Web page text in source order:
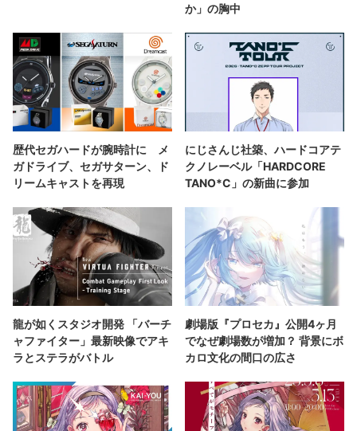
か」の胸中
歴代セガハードが腕時計に メ
ガドライブ、セガサターン、ド
リームキャストを再現
にじさんじ社築、ハードコアテ
クノレーベル「HARDCORE
TANO*C」の新曲に参加
龍が如くスタジオ開発 「バーチ
ャファイター」最新映像でアキ
ラとステラがバトル
劇場版『プロセカ』公開4ヶ月
でなぜ劇場数が増加？ 背景にボ
カロ文化の間口の広さ